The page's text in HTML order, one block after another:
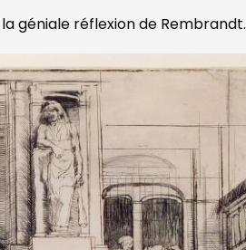
géniale réflexion de Rembrandt.